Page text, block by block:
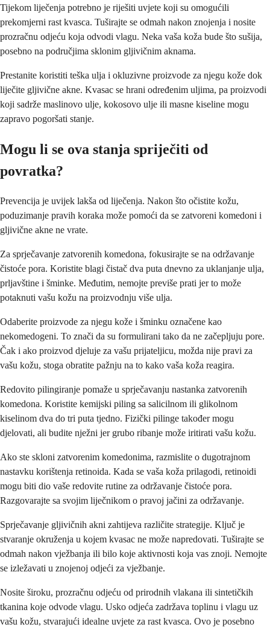
Tijekom liječenja potrebno je riješiti uvjete koji su omogućili
prekomjerni rast kvasca. Tuširajte se odmah nakon znojenja i nosite
prozračnu odjeću koja odvodi vlagu. Neka vaša koža bude što sušija,
posebno na područjima sklonim gljivičnim aknama.
Prestanite koristiti teška ulja i okluzivne proizvode za njegu kože dok
liječite gljivične akne. Kvasac se hrani određenim uljima, pa proizvodi
koji sadrže maslinovo ulje, kokosovo ulje ili masne kiseline mogu
zapravo pogoršati stanje.
Mogu li se ova stanja spriječiti od
povratka?
Prevencija je uvijek lakša od liječenja. Nakon što očistite kožu,
poduzimanje pravih koraka može pomoći da se zatvoreni komedoni i
gljivične akne ne vrate.
Za sprječavanje zatvorenih komedona, fokusirajte se na održavanje
čistoće pora. Koristite blagi čistač dva puta dnevno za uklanjanje ulja,
prljavštine i šminke. Međutim, nemojte previše prati jer to može
potaknuti vašu kožu na proizvodnju više ulja.
Odaberite proizvode za njegu kože i šminku označene kao
nekomedogeni. To znači da su formulirani tako da ne začepljuju pore.
Čak i ako proizvod djeluje za vašu prijateljicu, možda nije pravi za
vašu kožu, stoga obratite pažnju na to kako vaša koža reagira.
Redovito pilingiranje pomaže u sprječavanju nastanka zatvorenih
komedona. Koristite kemijski piling sa salicilnom ili glikolnom
kiselinom dva do tri puta tjedno. Fizički pilinge također mogu
djelovati, ali budite nježni jer grubo ribanje može iritirati vašu kožu.
Ako ste skloni zatvorenim komedonima, razmislite o dugotrajnom
nastavku korištenja retinoida. Kada se vaša koža prilagodi, retinoidi
mogu biti dio vaše redovite rutine za održavanje čistoće pora.
Razgovarajte sa svojim liječnikom o pravoj jačini za održavanje.
Sprječavanje gljivičnih akni zahtijeva različite strategije. Ključ je
stvaranje okruženja u kojem kvasac ne može napredovati. Tuširajte se
odmah nakon vježbanja ili bilo koje aktivnosti koja vas znoji. Nemojte
se izležavati u znojenoj odjeći za vježbanje.
Nosite široku, prozračnu odjeću od prirodnih vlakana ili sintetičkih
tkanina koje odvode vlagu. Usko odjeća zadržava toplinu i vlagu uz
vašu kožu, stvarajući idealne uvjete za rast kvasca. Ovo je posebno